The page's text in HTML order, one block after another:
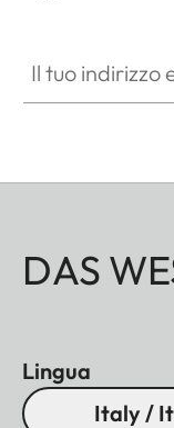
DAS
Lingua
Italy /